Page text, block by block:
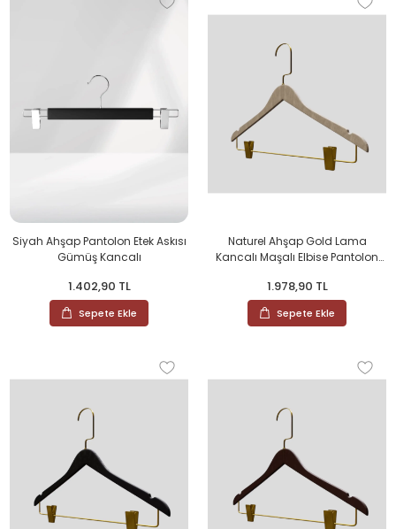
Siyah Ahşap Pantolon Etek Askısı
Gümüş Kancalı
1.402,90 TL
Sepete Ekle
Naturel Ahşap Gold Lama
Kancalı Maşalı Elbise Pantolon
1.978,90 TL
Sepete Ekle